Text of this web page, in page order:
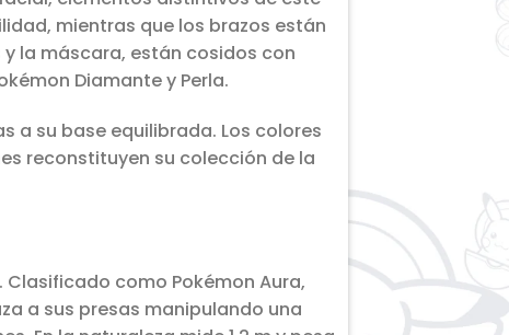
mientras que los brazos están
la máscara, están cosidos con
Diamante y Perla.
a su base equilibrada. Los colores
reconstituyen su colección de la
Clasificado como Pokémon Aura,
a sus presas manipulando una